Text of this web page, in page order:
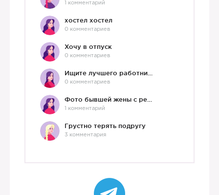
1 комментарий
хостел хостел
0 комментариев
Хочу в отпуск
0 комментариев
0 комментариев
1 комментарий
Грустно терять подругу
3 комментария